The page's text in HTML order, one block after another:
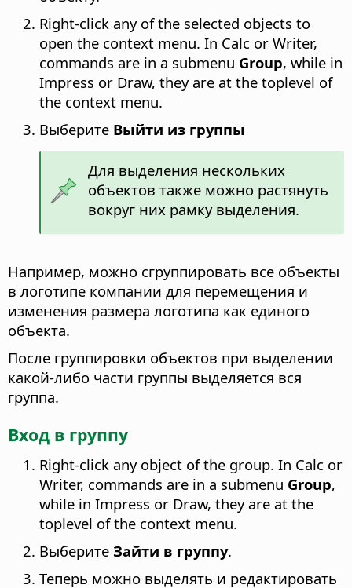
Right-click any of the selected objects to
open the context menu. In Calc or Writer,
commands are in a submenu Group, while in
Impress or Draw, they are at the toplevel of
the context menu.
Выберите Выйти из группы
Для выделения нескольких
объектов также можно растянуть
вокруг них рамку выделения.
Например, можно сгруппировать все объекты
в логотипе компании для перемещения и
изменения размера логотипа как единого
объекта.
После группировки объектов при выделении
какой-либо части группы выделяется вся
группа.
Вход в группу
Right-click any object of the group. In Calc or
Writer, commands are in a submenu Group,
while in Impress or Draw, they are at the
toplevel of the context menu.
Выберите Зайти в группу.
Теперь можно выделять и редактировать